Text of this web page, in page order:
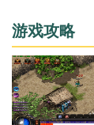
游戏攻略